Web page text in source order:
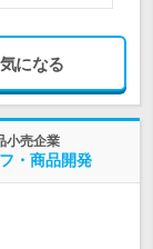
気になる
小売企業
・商品開発